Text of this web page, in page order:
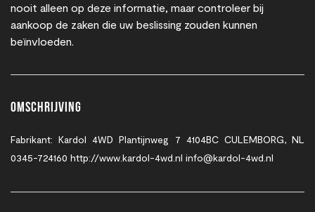
nooit alleen op deze informatie, maar controleer bij
aankoop de zaken die uw beslissing zouden kunnen
beïnvloeden.
Omschrijving
Fabrikant: Kardol 4WD Plantijnweg 7 4104BC CULEMBORG, NL
0345-724160 http://www.kardol-4wd.nl info@kardol-4wd.nl